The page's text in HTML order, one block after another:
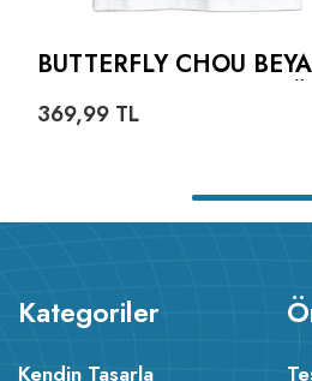
BUTTERFLY CHOU
369,99 TL
Kategoriler
Kendin Tasarla